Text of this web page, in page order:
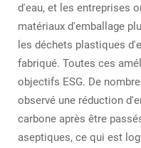
d'eau, et les entreprises
matériaux d'emballage
les déchets plastiques
fabriqué. Toutes ces
objectifs ESG. De
observé une réduction
carbone après être
aseptiques, ce qui est